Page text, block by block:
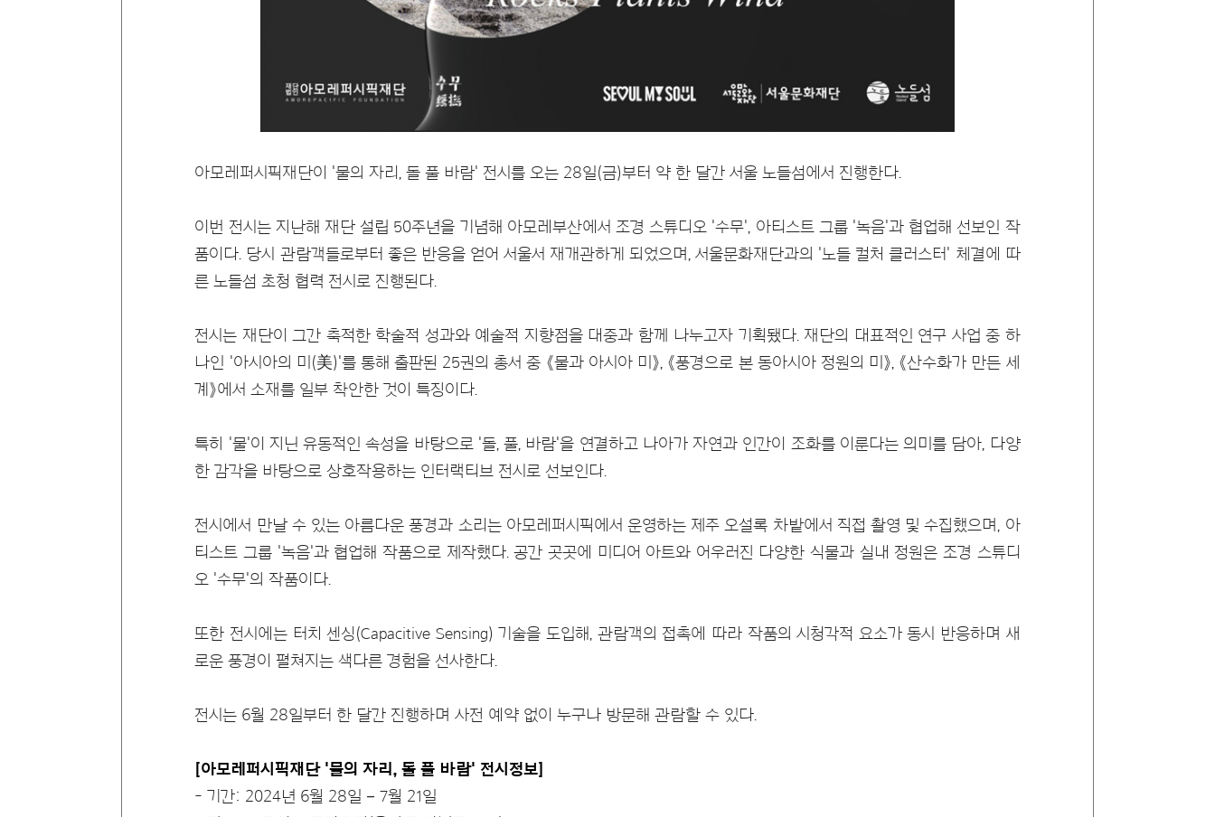
아모레퍼시픽재단이 '물의 자리, 돌 풀 바람' 전시를 오는 28일(금)부터 약 한 달간 서울 노들섬에서 진행한다.
이번 전시는 지난해 재단 설립 50주년을 기념해 아모레부산에서 조경 스튜디오 '수무', 아티스트 그룹 '녹음'과 협업해 선보인 작
품이다. 당시 관람객들로부터 좋은 반응을 얻어 서울서 재개관하게 되었으며, 서울문화재단과의 '노들 컬처 클러스터' 체결에 따
른 노들섬 초청 협력 전시로 진행된다.
전시는 재단이 그간 축적한 학술적 성과와 예술적 지향점을 대중과 함께 나누고자 기획됐다. 재단의 대표적인 연구 사업 중 하
나인 '아시아의 미(美)'를 통해 출판된 25권의 총서 중 《물과 아시아 미》, 《풍경으로 본 동아시아 정원의 미》, 《산수화가 만든 세
계》에서 소재를 일부 착안한 것이 특징이다.
특히 '물'이 지닌 유동적인 속성을 바탕으로 '돌, 풀, 바람'을 연결하고 나아가 자연과 인간이 조화를 이룬다는 의미를 담아, 다양
한 감각을 바탕으로 상호작용하는 인터랙티브 전시로 선보인다.
전시에서 만날 수 있는 아름다운 풍경과 소리는 아모레퍼시픽에서 운영하는 제주 오설록 차밭에서 직접 촬영 및 수집했으며, 아
티스트 그룹 '녹음'과 협업해 작품으로 제작했다. 공간 곳곳에 미디어 아트와 어우러진 다양한 식물과 실내 정원은 조경 스튜디
오 '수무'의 작품이다.
또한 전시에는 터치 센싱(Capacitive Sensing) 기술을 도입해, 관람객의 접촉에 따라 작품의 시청각적 요소가 동시 반응하며 새
로운 풍경이 펼쳐지는 색다른 경험을 선사한다.
전시는 6월 28일부터 한 달간 진행하며 사전 예약 없이 누구나 방문해 관람할 수 있다.
[아모레퍼시픽재단 '물의 자리, 돌 풀 바람' 전시정보]
- 기간: 2024년 6월 28일 – 7월 21일